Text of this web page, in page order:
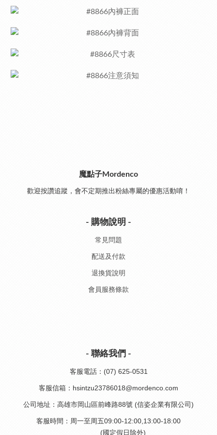
魔點子Mordenco
歡迎按讚追蹤，會不定期推出粉絲專屬的優惠活動唷！
- 購物說明 -
常見問題
配送及付款
退換貨說明
會員服務條款
- 聯絡我們 -
客服電話：(07) 625-0531
客服信箱：hsintzu23786018@mordenco.com
公司地址：高雄市岡山區前峰路88號 (信姿企業有限公司)
客服時間：周一至周五09:00-12:00,13:00-18:00
(國定假日除外)